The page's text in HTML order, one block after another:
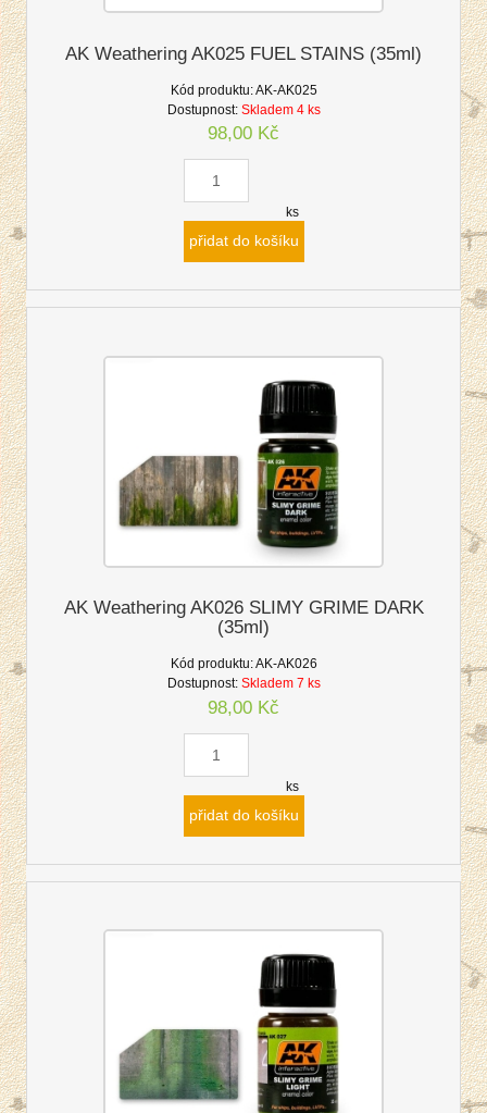
AK Weathering AK025 FUEL STAINS (35ml)
Kód produktu:AK-AK025
Dostupnost: Skladem 4 ks
98,00 Kč
ks
přidat do košíku
AK Weathering AK026 SLIMY GRIME DARK
(35ml)
Kód produktu:AK-AK026
Dostupnost: Skladem 7 ks
98,00 Kč
ks
přidat do košíku